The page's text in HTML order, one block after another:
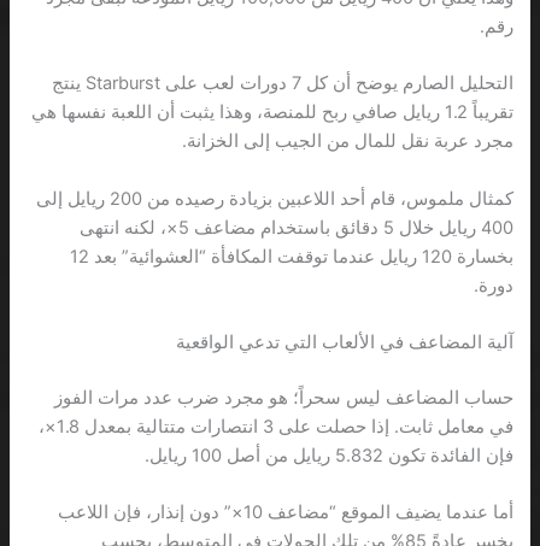
رقم.
التحليل الصارم يوضح أن كل 7 دورات لعب على Starburst ينتج
تقريباً 1.2 ريايل صافي ربح للمنصة، وهذا يثبت أن اللعبة نفسها هي
مجرد عربة نقل للمال من الجيب إلى الخزانة.
كمثال ملموس، قام أحد اللاعبين بزيادة رصيده من 200 ريايل إلى
400 ريايل خلال 5 دقائق باستخدام مضاعف 5×، لكنه انتهى
بخسارة 120 ريايل عندما توقفت المكافأة “العشوائية” بعد 12
دورة.
آلية المضاعف في الألعاب التي تدعي الواقعية
حساب المضاعف ليس سحراً؛ هو مجرد ضرب عدد مرات الفوز
في معامل ثابت. إذا حصلت على 3 انتصارات متتالية بمعدل 1.8×،
فإن الفائدة تكون 5.832 ريايل من أصل 100 ريايل.
أما عندما يضيف الموقع “مضاعف 10×” دون إنذار، فإن اللاعب
يخسر عادةً 85% من تلك الجولات في المتوسط، بحسب